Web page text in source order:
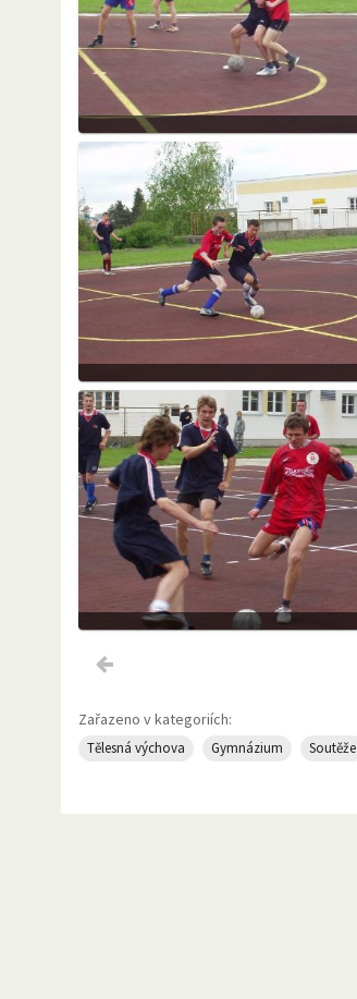
Zařazeno v kategoriích:
Tělesná výchova Gymnázium Soutěže